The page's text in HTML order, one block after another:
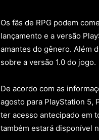
Os fãs de RPG podem
lançamento e a versão
amantes do gênero. Além
sobre a versão 1.0 do jogo.
De acordo com as
agosto para PlayStation 5,
ter acesso antecipado em
também estará disponível